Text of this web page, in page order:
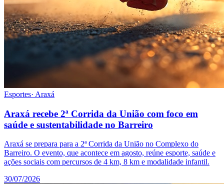
Esportes· Araxá
Araxá recebe 2ª Corrida da União com foco em
saúde e sustentabilidade no Barreiro
Araxá se prepara para a 2ª Corrida da União no Complexo do
Barreiro. O evento, que acontece em agosto, reúne esporte, saúde e
ações sociais com percursos de 4 km, 8 km e modalidade infantil.
30/07/2026